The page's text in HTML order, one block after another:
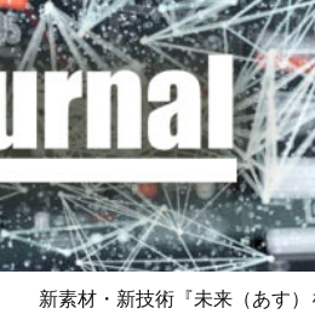
新素材・新技術『未来（あす）